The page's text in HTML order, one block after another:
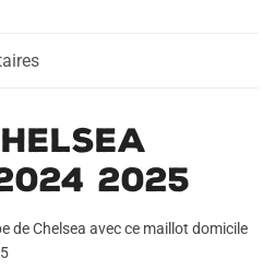
2025
de Chelsea avec ce maillot domicile